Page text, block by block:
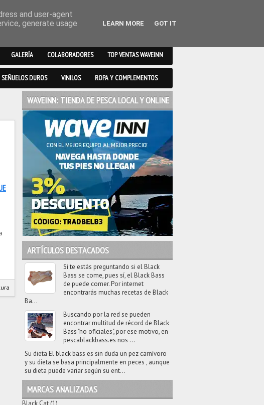
GALERÍA COLABORADORES TOP VENTAS WAVEINN
SEÑUELOS DUROS VINILOS ROPA Y COMPLEMENTOS
WAVEINN: TIENDA DE PESCA LOCAL Y ONLINE
ARTÍCULOS DESTACADOS
Si te estás preguntando si el Black
Bass se come, pues sí, el Black Bass
de puede comer. Por internet
encontrarás muchas recetas de Black
Ba...
Buscando por la red se pueden
encontrar multitud de récord de Black
Bass "no oficiales", por ese motivo, en
pescablackbass.es nos ...
Su dieta El black bass es sin duda un pez carnívoro
y su dieta se basa principalmente en peces , aunque
su dieta puede variar según su ent...
MARCAS ANALIZADAS
Black Cat (1)
and user-agent
generate usage
LEARN MORE GOT IT